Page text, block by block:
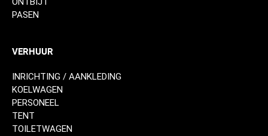
PASEN
VERHUUR
INRICHTING / AANKLEDING
KOELWAGEN
PERSONEEL
TENT
TOILETWAGEN